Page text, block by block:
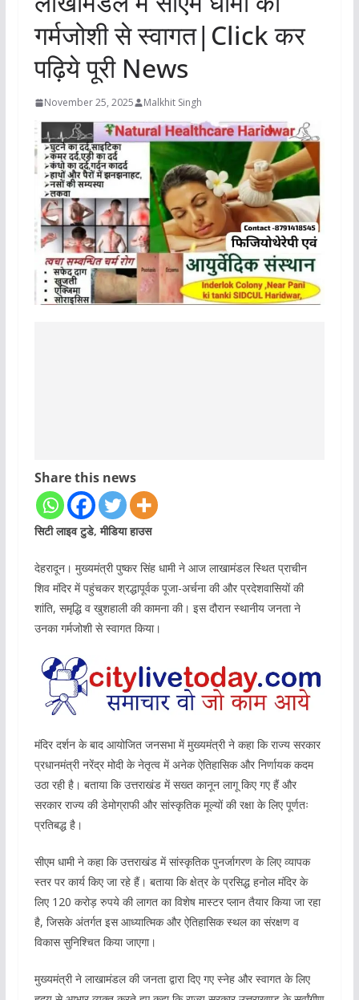
गर्मजोशी से स्वागत|Click कर
पढ़िये पूरी News
November 25, 2025 Malkhit Singh
Share this news
सिटी लाइव टुडे, मीडिया हाउस
देहरादून। मुख्यमंत्री पुष्कर सिंह धामी ने आज लाखामंडल स्थित प्राचीन
शिव मंदिर में पहुंचकर श्रद्धापूर्वक पूजा-अर्चना की और प्रदेशवासियों की
शांति, समृद्धि व खुशहाली की कामना की। इस दौरान स्थानीय जनता ने
उनका गर्मजोशी से स्वागत किया।
मंदिर दर्शन के बाद आयोजित जनसभा में मुख्यमंत्री ने कहा कि राज्य सरकार
प्रधानमंत्री नरेंद्र मोदी के नेतृत्व में अनेक ऐतिहासिक और निर्णायक कदम
उठा रही है। बताया कि उत्तराखंड में सख्त कानून लागू किए गए हैं और
सरकार राज्य की डेमोग्राफी और सांस्कृतिक मूल्यों की रक्षा के लिए पूर्णतः
प्रतिबद्ध है।
सीएम धामी ने कहा कि उत्तराखंड में सांस्कृतिक पुनर्जागरण के लिए व्यापक
स्तर पर कार्य किए जा रहे हैं। बताया कि क्षेत्र के प्रसिद्ध हनोल मंदिर के
लिए 120 करोड़ रुपये की लागत का विशेष मास्टर प्लान तैयार किया जा रहा
है, जिसके अंतर्गत इस आध्यात्मिक और ऐतिहासिक स्थल का संरक्षण व
विकास सुनिश्चित किया जाएगा।
मुख्यमंत्री ने लाखामंडल की जनता द्वारा दिए गए स्नेह और स्वागत के लिए